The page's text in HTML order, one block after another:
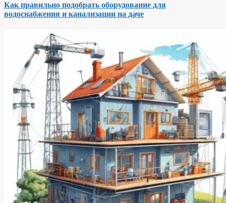
Как правильно подобрать оборудование для
водоснабжения и канализации на даче